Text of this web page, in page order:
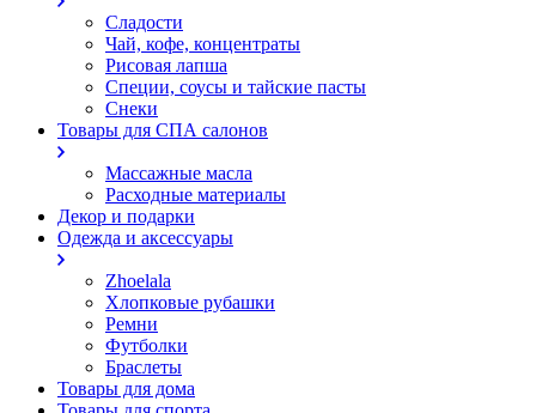
Сладости
Чай, кофе, концентраты
Рисовая лапша
Специи, соусы и тайские пасты
Снеки
Товары для СПА салонов
Массажные масла
Расходные материалы
Декор и подарки
Одежда и аксессуары
Zhoelala
Хлопковые рубашки
Ремни
Футболки
Браслеты
Товары для дома